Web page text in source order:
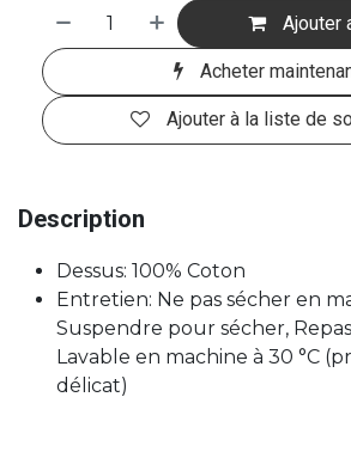
Ajouter
Acheter
Ajouter à la liste de
Description
Dessus: 100% Coton
Entretien: Ne pas sécher en
Suspendre pour sécher,
Lavable en machine à 30 °C
délicat)